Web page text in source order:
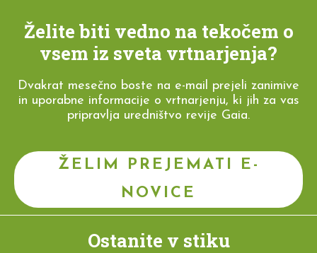
Želite biti vedno na tekočem o
vsem iz sveta vrtnarjenja?
Dvakrat mesečno boste na e-mail prejeli zanimive
in uporabne informacije o vrtnarjenju, ki jih za vas
pripravlja uredništvo revije Gaia.
ŽELIM PREJEMATI E-
NOVICE
Ostanite v stiku